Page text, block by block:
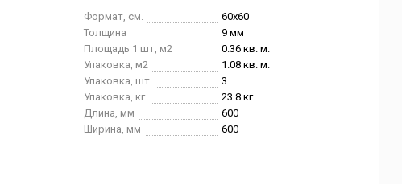
Формат, см.
60x60
Толщина
9 мм
Площадь 1 шт, м2
0.36 кв. м.
Упаковка, м2
1.08 кв. м.
Упаковка, шт.
3
Упаковка, кг.
23.8 кг
Длина, мм
600
Ширина, мм
600